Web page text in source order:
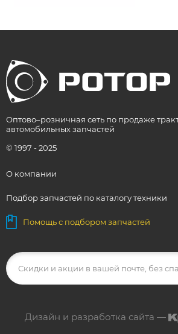
Оптово–розничная сеть по продаже
автомобильных запчастей
© 1997 - 2025
О компании
Подбор запчастей по каталогу техники
Помощь с подбором запчастей
Дизайн и разработка сайта —